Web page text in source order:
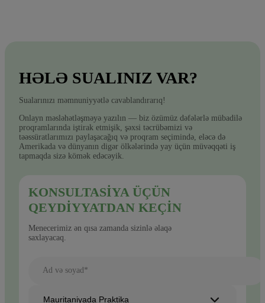
HƏLƏ SUALINIZ VAR?
Sualarınızı məmnuniyyətlə cavablandırarıq!
Onlayn məsləhətləşməyə yazılın — biz özümüz dəfələrlə mübadilə
proqramlarında iştirak etmişik, şəxsi təcrübəmizi və
təəssüratlarımızı paylaşacağıq və proqram seçimində, eləcə də
Amerikada və dünyanın digər ölkələrində yay üçün müvəqqəti iş
tapmaqda sizə kömək edəcəyik.
KONSULTASIYA ÜÇÜN
QEYDIYYATDAN KEÇIN
Menecerimiz ən qısa zamanda sizinlə əlaqə
saxlayacaq.
Ad və soyad*
Mauritaniyada Praktika